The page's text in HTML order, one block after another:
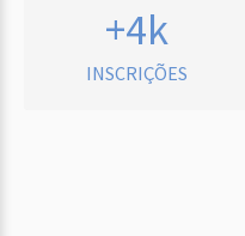
+4k
INSCRIÇÕES